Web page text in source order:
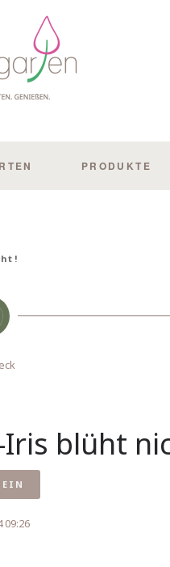
PRODUKTE
blüht
09:26